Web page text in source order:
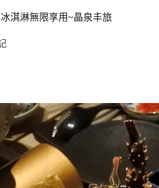
淇淋無限享用~晶泉丰旅